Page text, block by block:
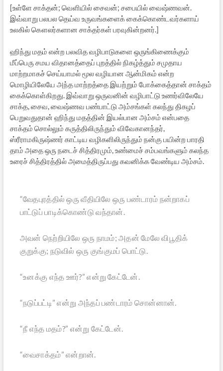
[உள்ளே சாக்தன்; வெளியில் சைவன்; சபையில் வைஷ்ணவன்.
இவ்வாறு பலபல தெய்வ உருவங்களைக் கைக்கொண்டவர்களாய்
உலகில் கௌலர்களான சாக்தர்கள் பரவுகின்றனர்.]
ஹிந்து மதம் என்ற பலவித வழிபாடுகளை ஒருங்கிணைக்கும்
மீப்பெரு சமய விதானத்தைப் புறத்தில் நிகழ்த்தும் சமுதாய
மாற்றமாகச் செய்யாமல் மூல வழியான ஆன்மிகம் என்ற
மொழியிலேயே அந்த மாற்றத்தை இயற்றும் போக்கைத்தான் சாக்தம்
கைக்கொள்கிறது. இவ்வாறு ஒருவனின் வழிபாட்டு உணர்விலேயே
சாக்த, சைவ, வைஷ்ணவ பண்பாட்டு அம்சங்கள் கலந்து திகழப்
பெறுவதுதான் ஹிந்து மதத்தின் இயல்பான அம்சம் என்பதை
சாக்தம் சொல்லும் கருத்திலிருந்தும் விவேகானந்தர்,
ஸ்ரீராமகிருஷ்ணர் காட்டிய வழிகளிலிருந்தும் நன்கு பயின்ற பாரதி
தாம் அதை ஒரு நடைச் சித்திரமும், உண்மைச் சம்பவங்களும் கலந்த
உரைச் சித்திரத்தில் அமைத்திருப்பது கவனிக்க வேண்டிய அம்சம்.
“வேதபுரத்தில் ஒரு வீதியிலே ஒரு பண்டாரம் நன்றாகப்
பாட்டுப் பாடிக்கொண்டு வந்தான்.
அவன் நெற்றியிலே ஒரு நாமம்; அதன் மேலே விபூதிக்
குறுக்கு; நடுவில் ஒரு குங்குமப் பொட்டு.
“உனக்கு எந்த ஊர்?” என்று கேட்டேன்.
“நடுப்பட்டி” என்று அந்தப் பண்டாரம் சொன்னான்.
“நீ எந்த மதம்?” என்று கேட்டேன்.
“வைசாக்தம்” என்றான்.